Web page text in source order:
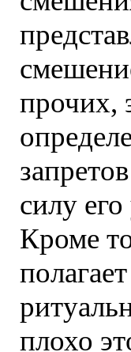
прочих,
силу
Кроме
плохо